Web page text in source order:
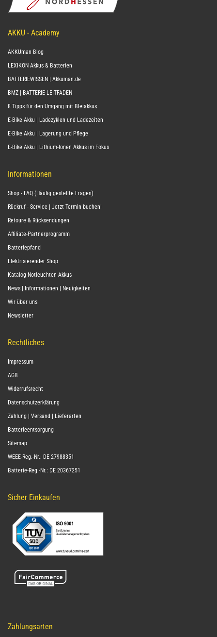
AKKU - Academy
AKKUman Blog
LEXIKON Akkus & Batterien
BATTERIEWISSEN | Akkuman.de
BMZ | BATTERIE LEITFADEN
8 Tipps für den Umgang mit Bleiakkus
E-Bike Akku | Ladezyklen und Ladezeiten
E-Bike Akku | Lagerung und Pflege
E-Bike Akku | Lithium-Ionen Akkus im Fokus
Informationen
Shop - FAQ (Häufig gestellte Fragen)
Rückruf - Service | Jetzt Termin buchen!
Retoure & Rücksendungen
Affiliate-Partnerprogramm
Batteriepfand
Elektrisierender Shop
Katalog Notleuchten Akkus
News | Informationen | Neuigkeiten
Wir über uns
Newsletter
Rechtliches
Impressum
AGB
Widerrufsrecht
Datenschutzerklärung
Zahlung | Versand | Lieferarten
Batterieentsorgung
Sitemap
WEEE-Reg.-Nr.: DE 27988351
Batterie-Reg.-Nr.: DE 20367251
Sicher Einkaufen
Zahlungsarten